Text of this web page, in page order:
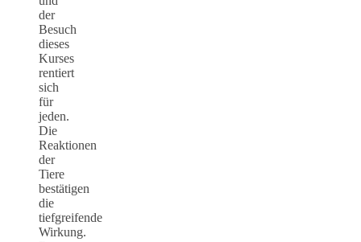
der
Besuch
dieses
Kurses
rentiert
sich
für
jeden.
Die
Reaktionen
der
Tiere
bestätigen
die
tiefgreifende
Wirkung.